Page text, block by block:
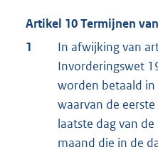
Artikel 10 Termijnen
1
In afwijking van
Invorderingswet
worden betaald
waarvan de
laatste dag van
maand die in de